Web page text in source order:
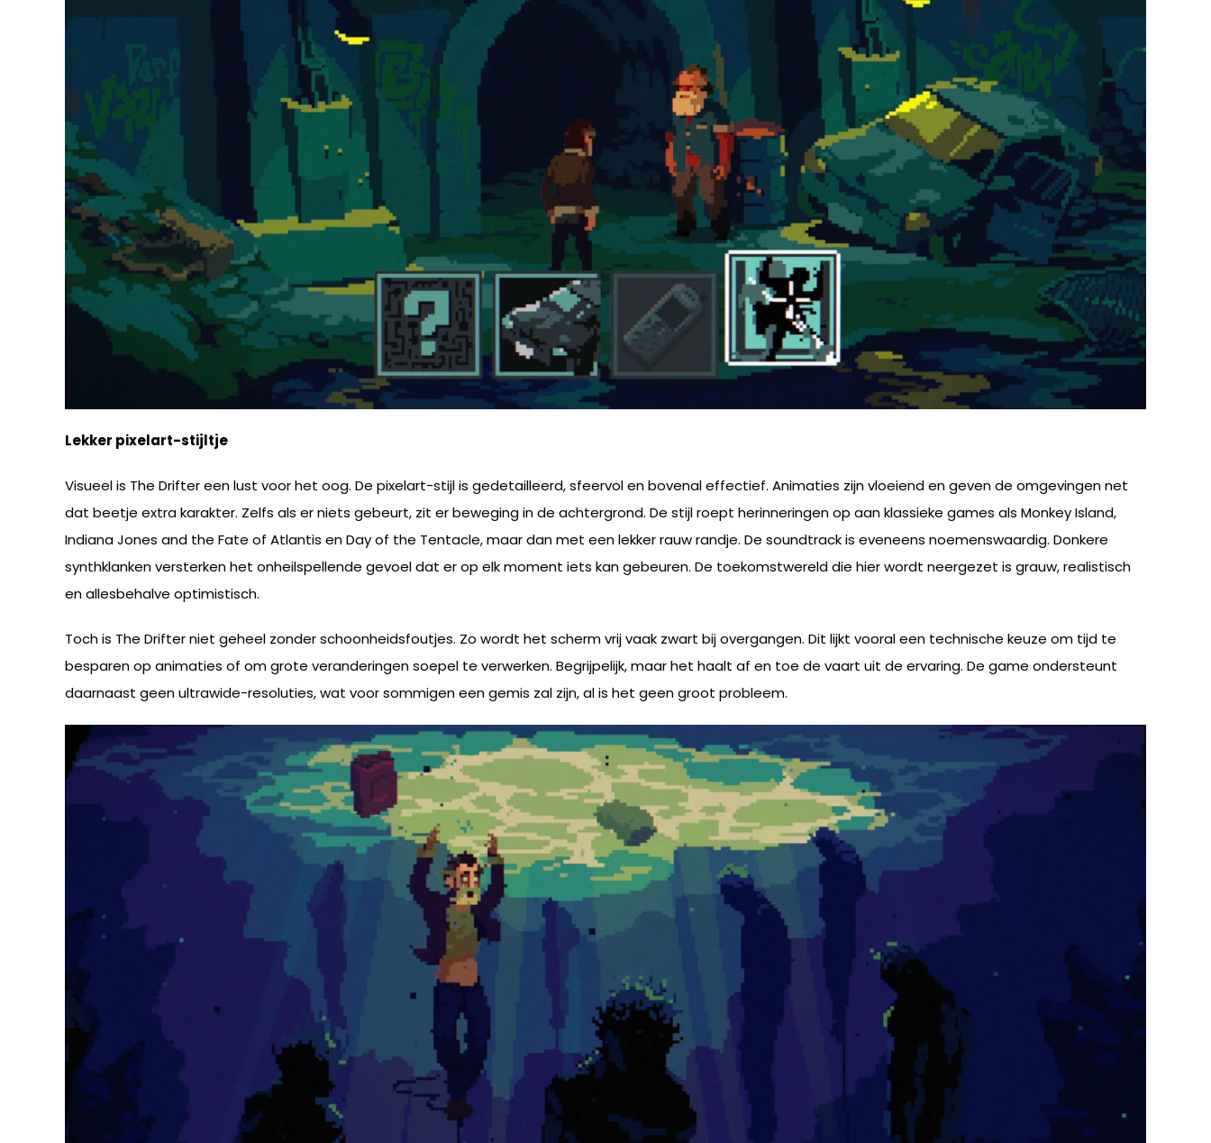
Lekker pixelart-stijltje
Visueel is The Drifter een lust voor het oog. De pixelart-stijl is gedetailleerd, sfeervol en bovenal effectief. Animaties zijn vloeiend en geven de omgevingen net
dat beetje extra karakter. Zelfs als er niets gebeurt, zit er beweging in de achtergrond. De stijl roept herinneringen op aan klassieke games als Monkey Island,
Indiana Jones and the Fate of Atlantis en Day of the Tentacle, maar dan met een lekker rauw randje. De soundtrack is eveneens noemenswaardig. Donkere
synthklanken versterken het onheilspellende gevoel dat er op elk moment iets kan gebeuren. De toekomstwereld die hier wordt neergezet is grauw, realistisch
en allesbehalve optimistisch.
Toch is The Drifter niet geheel zonder schoonheidsfoutjes. Zo wordt het scherm vrij vaak zwart bij overgangen. Dit lijkt vooral een technische keuze om tijd te
besparen op animaties of om grote veranderingen soepel te verwerken. Begrijpelijk, maar het haalt af en toe de vaart uit de ervaring. De game ondersteunt
daarnaast geen ultrawide-resoluties, wat voor sommigen een gemis zal zijn, al is het geen groot probleem.